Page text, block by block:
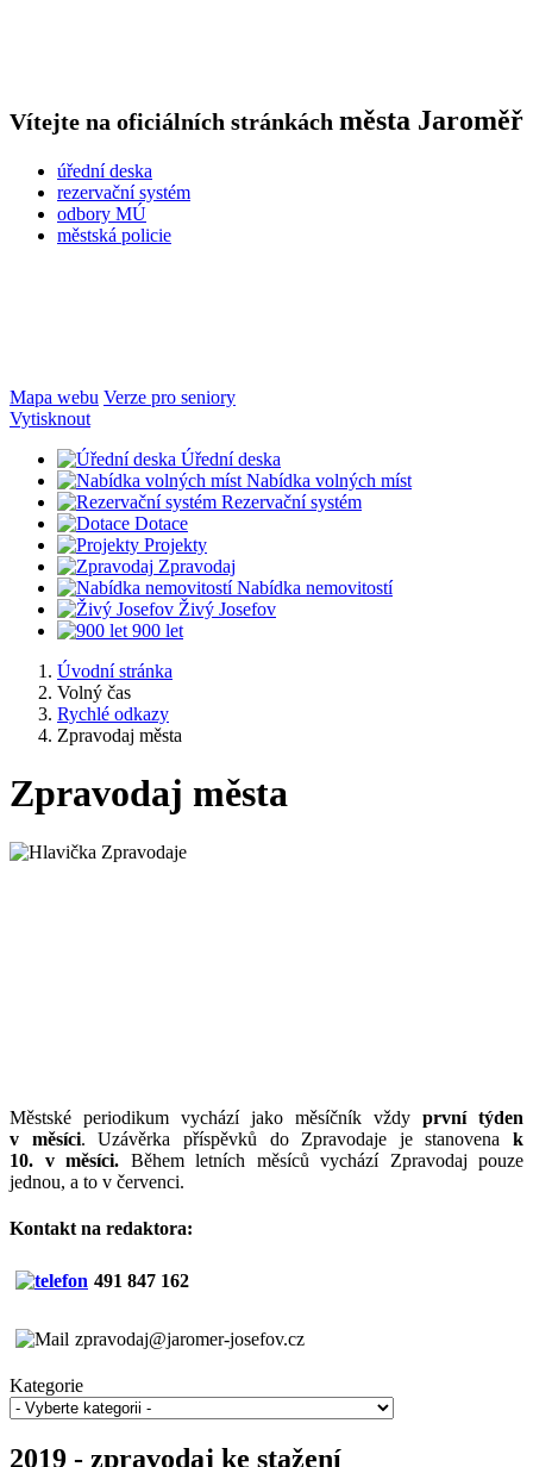
Vítejte na oficiálních stránkách města Jaroměř
úřední deska
rezervační systém
odbory MÚ
městská policie
Mapa webu Verze pro seniory
Vytisknout
Úřední deska
Nabídka volných míst
Rezervační systém
Dotace
Projekty
Zpravodaj
Nabídka nemovitostí
Živý Josefov
900 let
Úvodní stránka
Volný čas
Rychlé odkazy
Zpravodaj města
Zpravodaj města
Městské periodikum vychází jako měsíčník vždy první týden
v měsíci. Uzávěrka příspěvků do Zpravodaje je stanovena k
10. v měsíci. Během letních měsíců vychází Zpravodaj pouze
jednou, a to v červenci.
Kontakt na redaktora:
491 847 162
zpravodaj@jaromer-josefov.cz
Kategorie
2019 - zpravodaj ke stažení